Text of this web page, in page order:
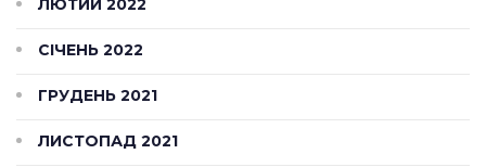
ЛЮТИЙ 2022
СІЧЕНЬ 2022
ГРУДЕНЬ 2021
ЛИСТОПАД 2021